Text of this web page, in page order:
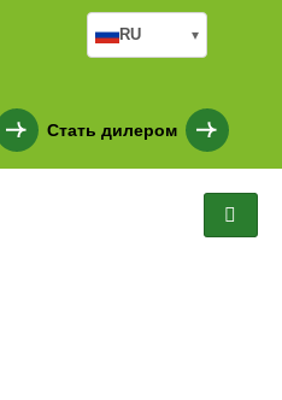
Стать дилером
RU ▾